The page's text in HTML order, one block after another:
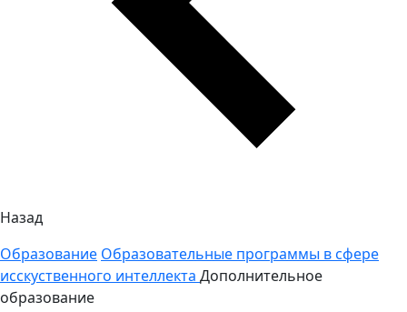
Назад
Образование Образовательные программы в сфере
исскуственного интеллекта Дополнительное
образование